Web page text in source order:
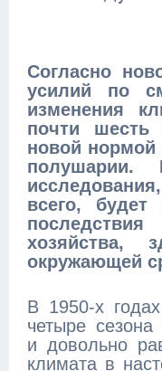
Согласно
усилий по
изменения
почти шесть
новой нормой
всего,
хозяйства,
окружающей
В 1950-х
четыре сезона
и довольно
климата в